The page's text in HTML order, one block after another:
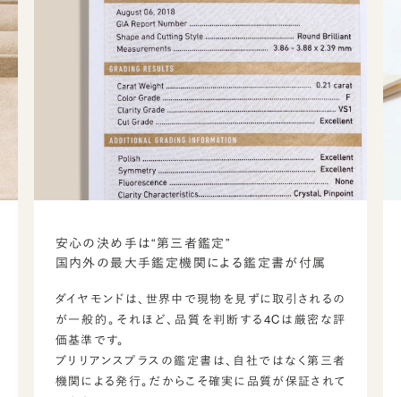
安心の決め手は“第三者鑑定”
国内外の最大手鑑定機関による鑑定書が付属
ダイヤモンドは、世界中で現物を見ずに取引されるの
が一般的。それほど、品質を判断する4Cは厳密な評
価基準です。
ブリリアンスプラスの鑑定書は、自社ではなく第三者
機関による発行。だからこそ確実に品質が保証されて